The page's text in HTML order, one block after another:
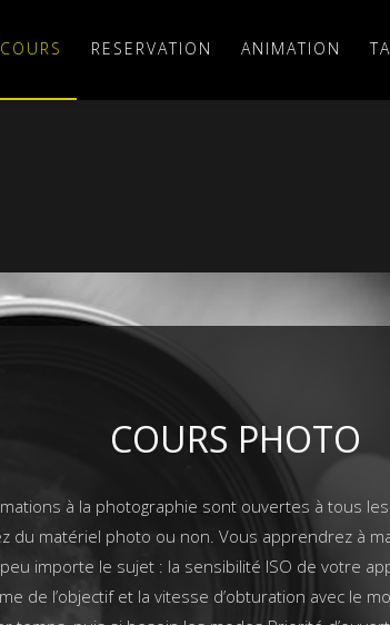
COURS RESERVATION ANIMATION
COURS PHOTO
à la photographie sont ouvertes à tous
du matériel photo ou non. Vous apprendrez à
importe le sujet : la sensibilité ISO de votre
de l’objectif et la vitesse d’obturation avec le